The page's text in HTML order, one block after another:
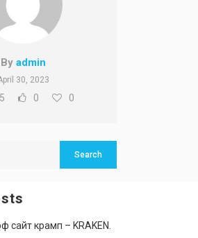
By admin
30, 2023
0 0
сайт крамп – KRAKEN.